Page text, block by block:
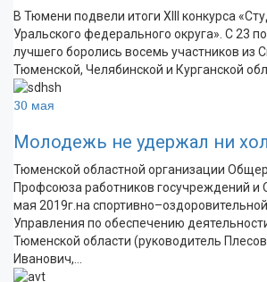
В Тюмени подвели итоги XIII конкурса
Уральского федерального округа». С 23
лучшего боролись восемь участников из
Тюменской, Челябинской и Курганской
30 мая
Молодежь не удержал ни
Тюменской областной организации
Профсоюза работников госучреждений
мая 2019г.на
Управления по обеспечению
Тюменской области (руководитель
Иванович,…